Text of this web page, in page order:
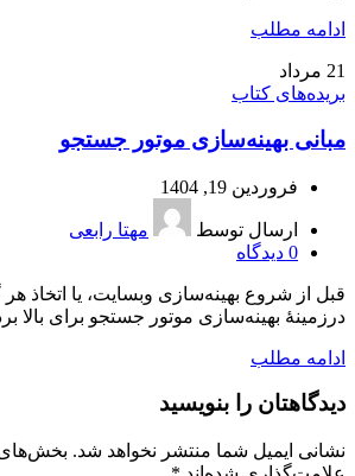
ادامه مطلب
21 مرداد
بریده‌های کتاب
مبانی بهینه‌سازی موتور جستجو
فروردین 19, 1404
ارسال توسط
مهتا رابعی
0 دیدگاه
قبل از شروع بهینه‌سازی وبسایت، یا اتخاذ هر
درزمینۀ بهینه‌سازی موتور جستجو برای بالا
ادامه مطلب
دیدگاهتان را بنویسید
نشانی ایمیل شما منتشر نخواهد شد. بخش‌های